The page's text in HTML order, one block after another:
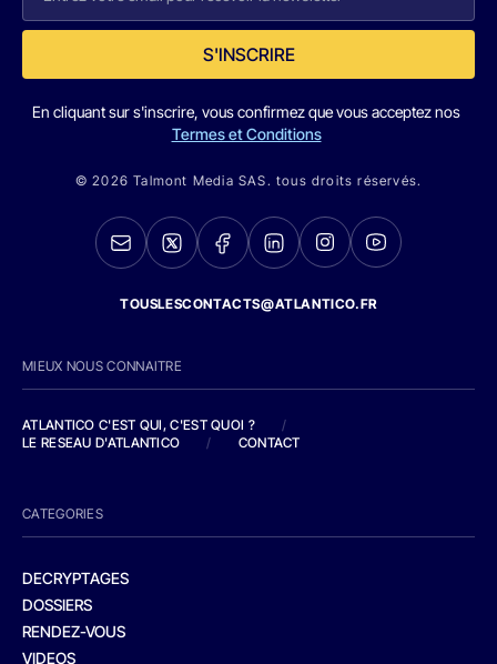
S'INSCRIRE
En cliquant sur s'inscrire, vous confirmez que vous acceptez nos
Termes et Conditions
© 2026 Talmont Media SAS. tous droits réservés.
TOUSLESCONTACTS@ATLANTICO.FR
MIEUX NOUS CONNAITRE
ATLANTICO C'EST QUI, C'EST QUOI ?
/
LE RESEAU D'ATLANTICO
/ CONTACT
CATEGORIES
DECRYPTAGES
DOSSIERS
RENDEZ-VOUS
VIDEOS